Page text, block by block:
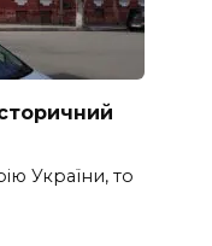
України, то